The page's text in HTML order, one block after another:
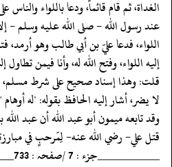
‏‏‏‏الغداة، ثم قام قائماً، ودعا باللواء
عند رسول الله - صلى الله عليه وسلم
اللواء، فدعا عليّ بن أبي طالب وهو
إليه اللواء، وفتح الله له، وأنا فيمن تطاول
‏‏‏‏قلت: وهذا إسناد صحيح على شرط مسلم،
لا يضر، أشار إليه الحافظ بقوله: "له
‏‏‏‏وقد تابعه ميمون أبو عبد الله أن عبد
‏‏‏‏قتل علي- رضي الله عنه- لِمَرحبٍ في
‏‏‏‏__________جزء : 7 /صفحہ : 733__________